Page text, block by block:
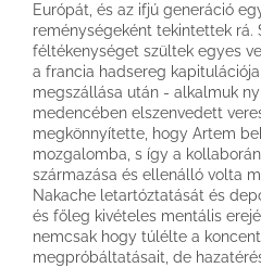
Európát, és az ifjú generáció
reménységeként tekintettek rá.
féltékenységet szültek egyes
a francia hadsereg
megszállása után - alkalmuk
medencében elszenvedett
megkönnyítette, hogy Artem
mozgalomba, s így a
származása és ellenálló volta
Nakache letartóztatását és
és főleg kivételes mentális
nemcsak hogy túlélte a
megpróbáltatásait, de